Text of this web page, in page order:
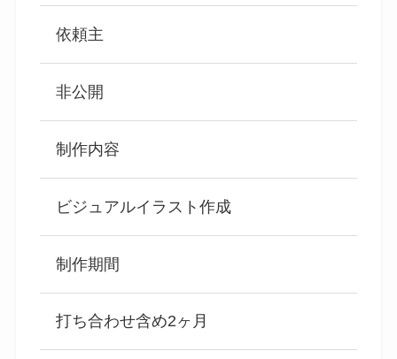
依頼主
非公開
制作内容
ビジュアルイラスト作成
制作期間
打ち合わせ含め2ヶ月